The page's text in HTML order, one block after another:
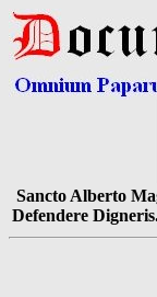
Sancto Alberto
Defendere